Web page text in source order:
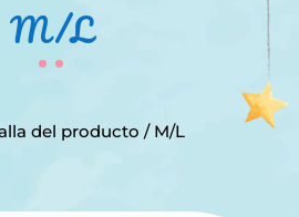
M/L
del producto / M/L